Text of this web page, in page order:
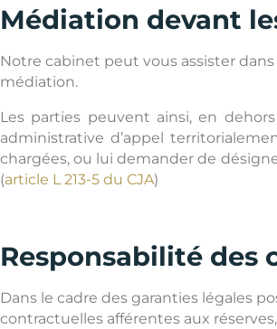
Médiation devant
Notre cabinet peut vous assister
médiation.
Les parties peuvent ainsi, en
administrative d’appel
chargées, ou lui demander de
(article L 213-5 du CJA)
Responsabilité des
Dans le cadre des garanties légales
contractuelles afférentes aux